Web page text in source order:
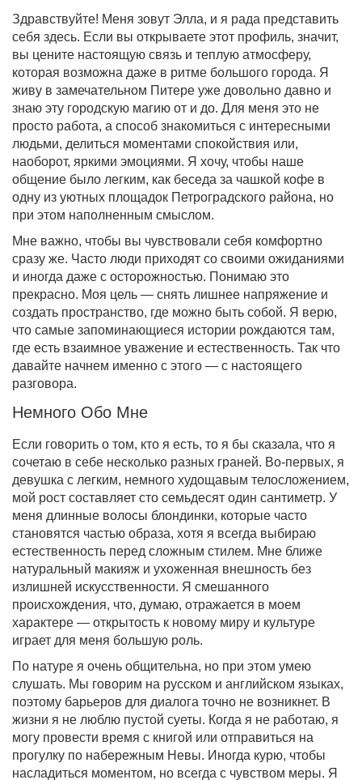
Здравствуйте! Меня зовут Элла, и я рада представить
себя здесь. Если вы открываете этот профиль, значит,
вы цените настоящую связь и теплую атмосферу,
которая возможна даже в ритме большого города. Я
живу в замечательном Питере уже довольно давно и
знаю эту городскую магию от и до. Для меня это не
просто работа, а способ знакомиться с интересными
людьми, делиться моментами спокойствия или,
наоборот, яркими эмоциями. Я хочу, чтобы наше
общение было легким, как беседa за чашкой кофе в
одну из уютных площадок Петроградского района, но
при этом наполненным смыслом.
Мне важно, чтобы вы чувствовали себя комфортно
сразу же. Часто люди приходят со своими ожиданиями
и иногда даже с осторожностью. Понимаю это
прекрасно. Моя цель — снять лишнее напряжение и
создать пространство, где можно быть собой. Я верю,
что самые запоминающиеся истории рождаются там,
где есть взаимное уважение и естественность. Так что
давайте начнем именно с этого — с настоящего
разговора.
Немного Обо Мне
Если говорить о том, кто я есть, то я бы сказала, что я
сочетаю в себе несколько разных граней. Во-первых, я
девушка с легким, немного худощавым телосложением,
мой рост составляет сто семьдесят один сантиметр. У
меня длинные волосы блондинки, которые часто
становятся частью образа, хотя я всегда выбираю
естественность перед сложным стилем. Мне ближе
натуральный макияж и ухоженная внешность без
излишней искусственности. Я смешанного
происхождения, что, думаю, отражается в моем
характере — открытость к новому миру и культуре
играет для меня большую роль.
По натуре я очень общительна, но при этом умею
слушать. Мы говорим на русском и английском языках,
поэтому барьеров для диалога точно не возникнет. В
жизни я не люблю пустой суеты. Когда я не работаю, я
могу провести время с книгой или отправиться на
прогулку по набережным Невы. Иногда курю, чтобы
насладиться моментом, но всегда с чувством меры. Я